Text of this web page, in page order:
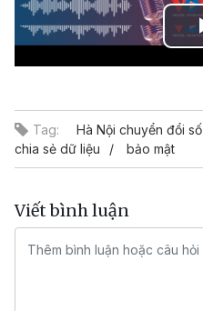
Tag: Hà Nội chuyển đổi số
chia sẻ dữ liệu
bảo mật
Viết bình luận